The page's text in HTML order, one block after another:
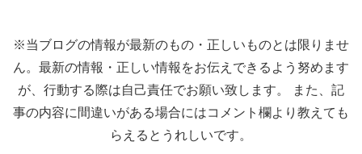
※当ブログの情報が最新のもの・正しいものとは限りませ
ん。最新の情報・正しい情報をお伝えできるよう努めます
が、行動する際は自己責任でお願い致します。 また、記
事の内容に間違いがある場合にはコメント欄より教えても
らえるとうれしいです。